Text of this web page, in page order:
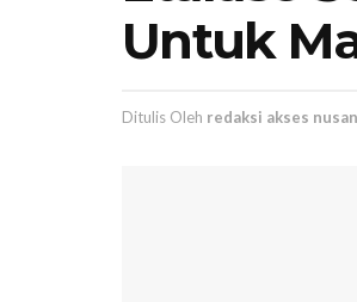
Untuk
Ditulis Oleh redaksi akses